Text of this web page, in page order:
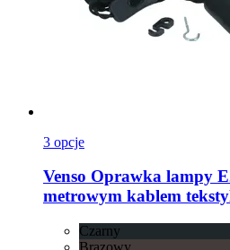
3 opcje
Venso Oprawka lampy
metrowym kablem
Czarny